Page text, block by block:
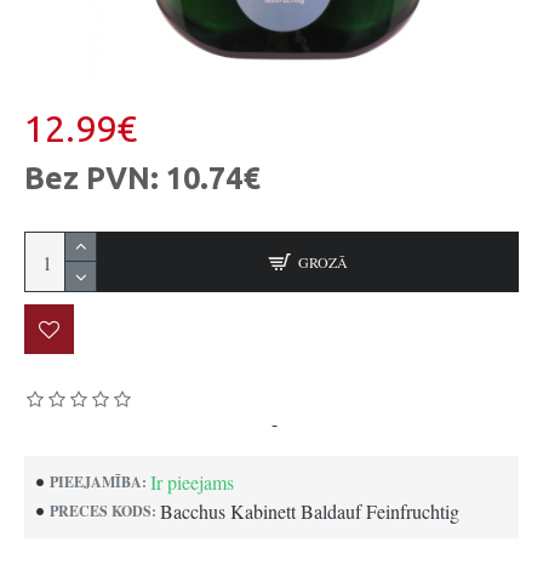
PIEEJAMĪBA: Ir pieejams
PRECES KODS: Bacchus Kabinett Baldauf Feinfruchtig
-
12.99€
Bez PVN: 10.74€
GROZĀ